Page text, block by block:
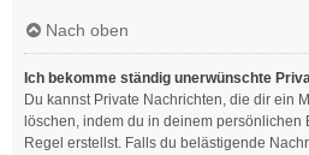
Nach oben
Ich bekomme ständig unerwünschte
Du kannst Private Nachrichten, die dir ein
löschen, indem du in deinem
Regel erstellst. Falls du belästigende